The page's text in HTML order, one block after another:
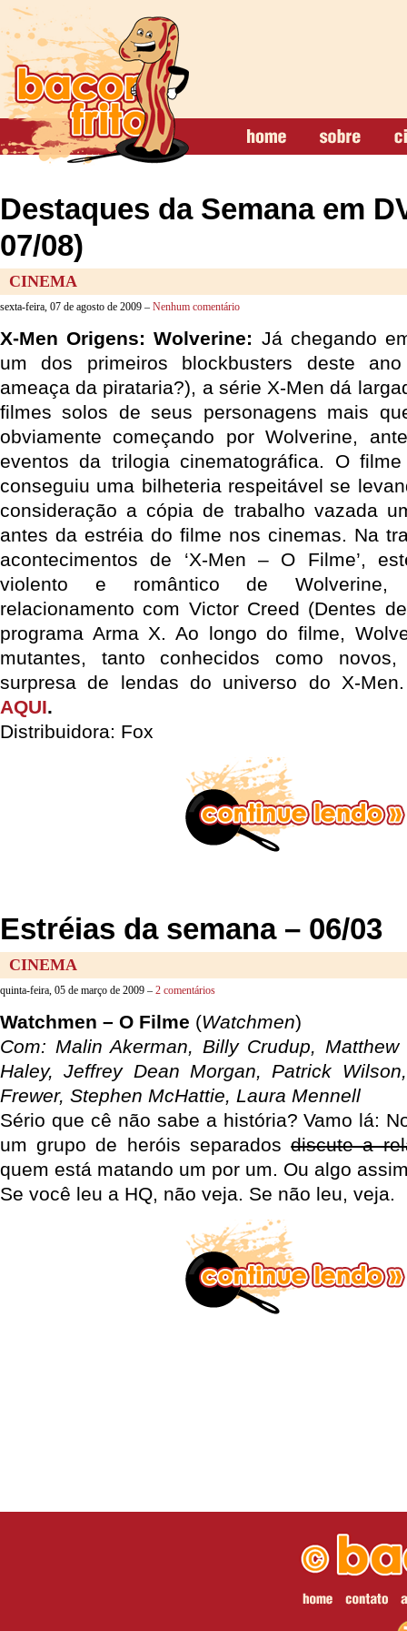
Destaques da Semana em
07/08)
CINEMA
sexta-feira, 07 de agosto de 2009 – Nenhum comentário
X-Men Origens: Wolverine: Já chegando
um dos primeiros blockbusters deste
ameaça da pirataria?), a série X-Men dá
filmes solos de seus personagens mais
obviamente começando por Wolverine,
eventos da trilogia cinematográfica. O
conseguiu uma bilheteria respeitável se
consideração a cópia de trabalho vazada
antes da estréia do filme nos cinemas. Na
acontecimentos de ‘X-Men – O Filme’,
violento e romântico de Wolverine,
relacionamento com Victor Creed (Dentes
programa Arma X. Ao longo do filme,
mutantes, tanto conhecidos como novos,
surpresa de lendas do universo do X-
AQUI.
Distribuidora: Fox
Estréias da semana – 06/03
CINEMA
quinta-feira, 05 de março de 2009 – 2 comentários
Watchmen – O Filme (Watchmen)
Com: Malin Akerman, Billy Crudup,
Haley, Jeffrey Dean Morgan, Patrick
Frewer, Stephen McHattie, Laura Mennell
Sério que cê não sabe a história? Vamo lá:
um grupo de heróis separadosdiscute a
quem está matando um por um. Ou algo
Se você leu a HQ, não veja. Se não leu, veja.